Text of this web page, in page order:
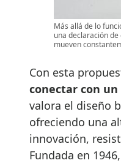
Más allá de lo
una declaración
mueven
Con esta
conectar con
valora el diseño
ofreciendo una
innovación,
Fundada en